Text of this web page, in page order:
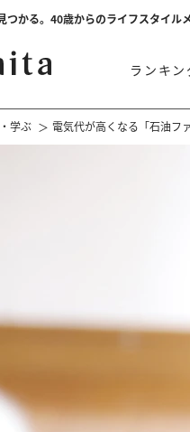
つかる。40歳からのライフスタイル
ランキン
学ぶ 電気代が高くなる「石油フ